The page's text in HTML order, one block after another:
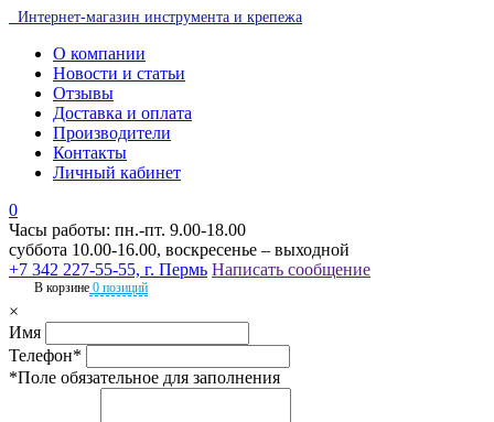
Интернет-магазин инструмента и крепежа
О компании
Новости и статьи
Отзывы
Доставка и оплата
Производители
Контакты
Личный кабинет
0
Часы работы: пн.-пт. 9.00-18.00
суббота 10.00-16.00, воскресенье – выходной
+7 342 227-55-55, г. Пермь Написать сообщение
В корзине 0 позиций
×
Имя
Телефон*
*Поле обязательное для заполнения